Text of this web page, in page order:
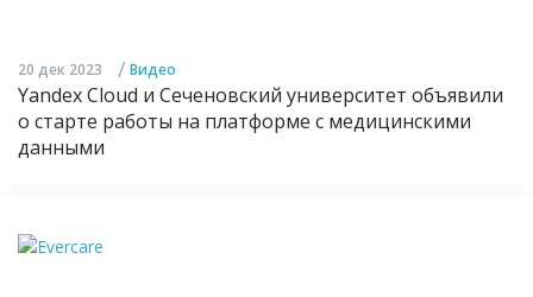
20 дек 2023 / Видео
Yandex Cloud и Сеченовский университет объявили
о старте работы на платформе с медицинскими
данными